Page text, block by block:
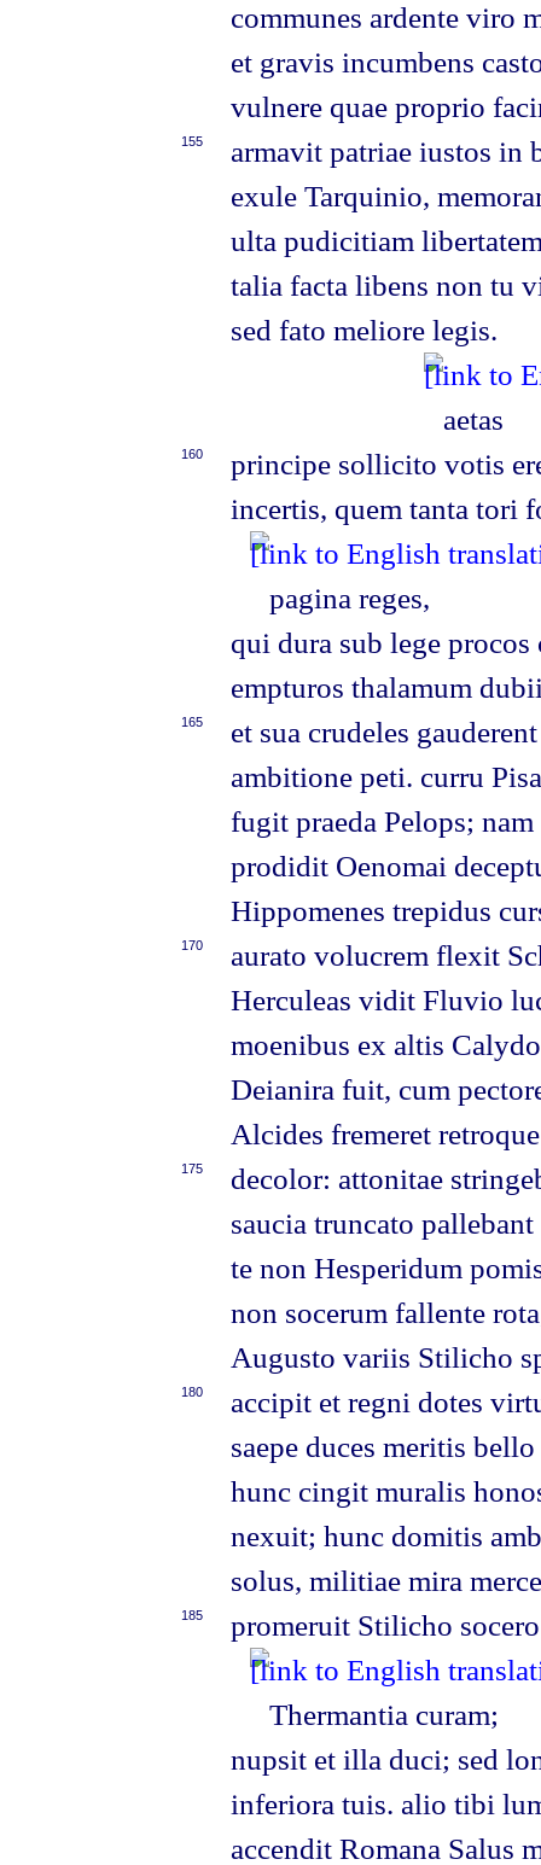
communes ardente viro
et gravis incumbens
vulnere quae proprio
155
armavit patriae iustos in
exule Tarquinio,
ulta pudicitiam
talia facta libens non tu
sed fato meliore legis.
aetas
160
principe sollicito votis
incertis, quem tanta tori
pagina reges,
qui dura sub lege procos
empturos thalamum
165
et sua crudeles
ambitione peti. curru
fugit praeda Pelops;
prodidit Oenomai
Hippomenes trepidus
170
aurato volucrem flexit
Herculeas vidit Fluvio
moenibus ex altis
Deianira fuit, cum
Alcides fremeret
175
decolor: attonitae
saucia truncato
te non Hesperidum
non socerum fallente
Augusto variis Stilicho
180
accipit et regni dotes
saepe duces meritis
hunc cingit muralis
nexuit; hunc domitis
solus, militiae mira
185 promeruit Stilicho
Thermantia curam;
nupsit et illa duci; sed
inferiora tuis. alio tibi
accendit Romana Salus